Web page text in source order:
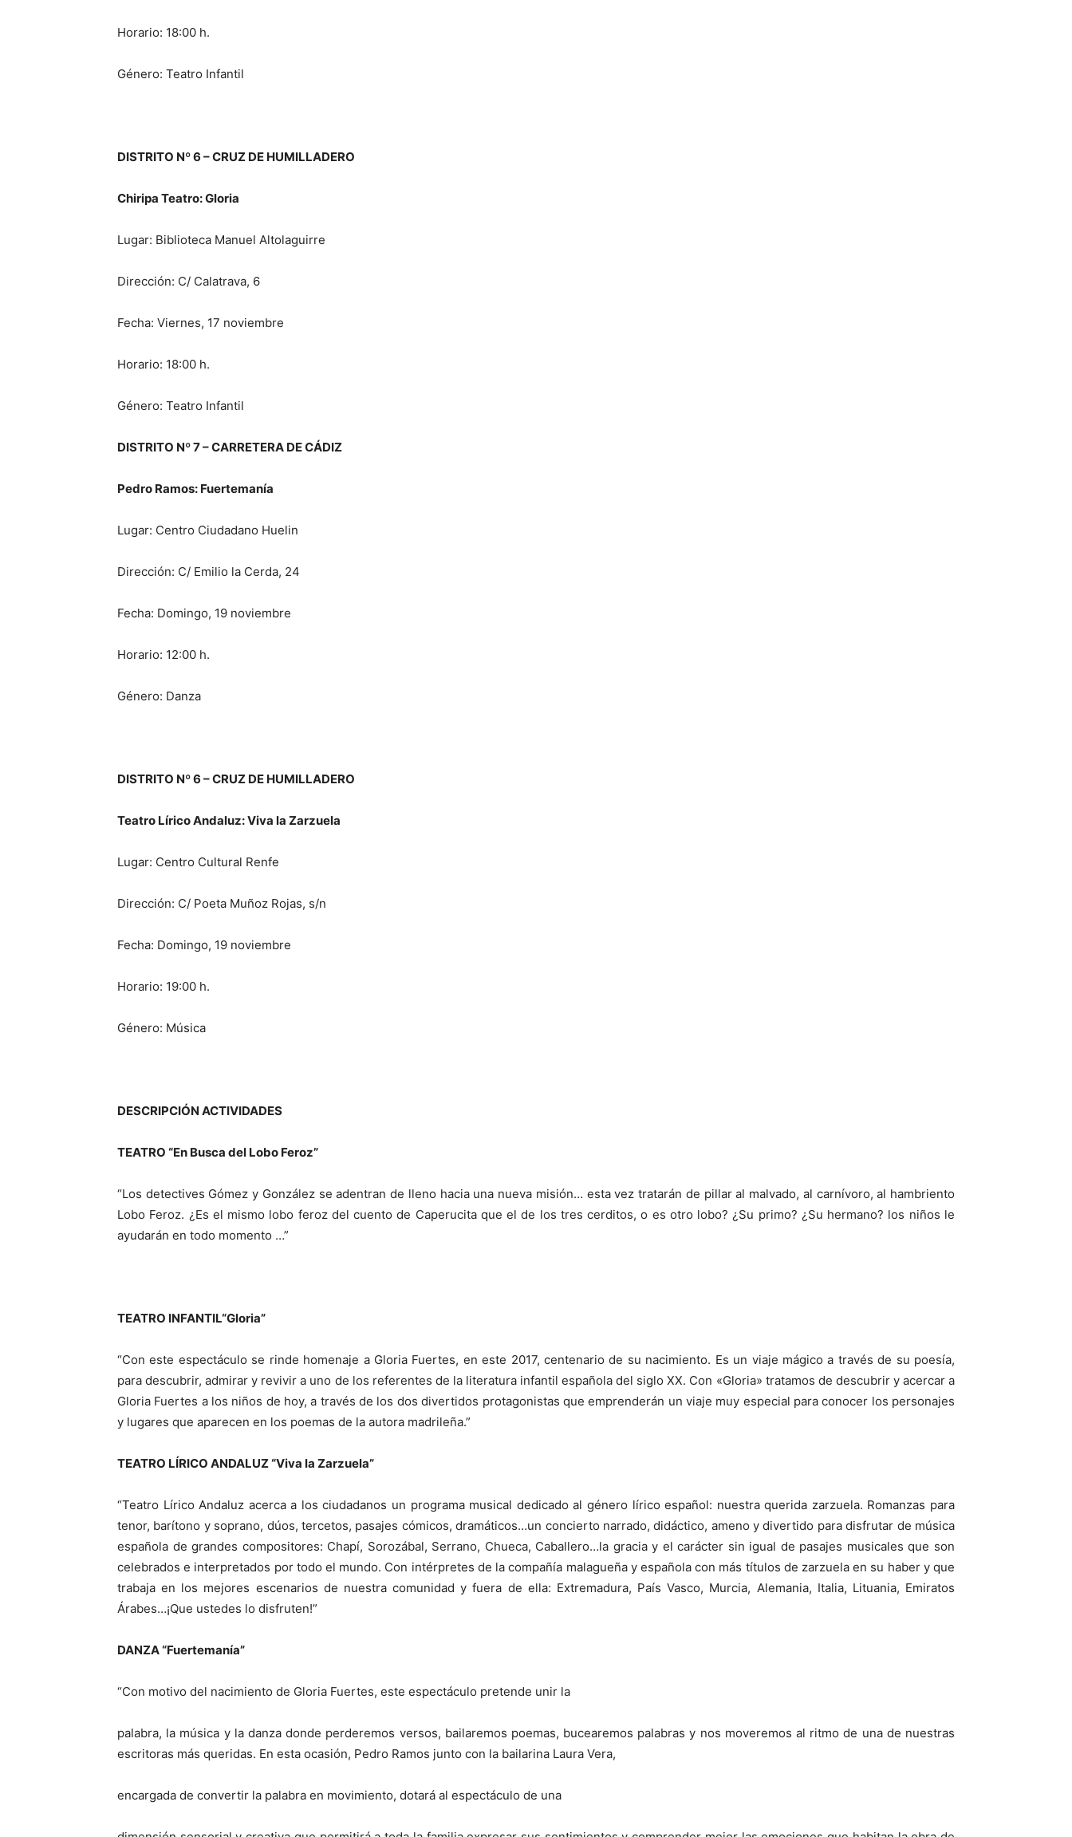
Horario: 18:00 h.
Género: Teatro Infantil
DISTRITO Nº 6 – CRUZ DE HUMILLADERO
Chiripa Teatro: Gloria
Lugar: Biblioteca Manuel Altolaguirre
Dirección: C/ Calatrava, 6
Fecha: Viernes, 17 noviembre
Horario: 18:00 h.
Género: Teatro Infantil
DISTRITO Nº 7 – CARRETERA DE CÁDIZ
Pedro Ramos: Fuertemanía
Lugar: Centro Ciudadano Huelin
Dirección: C/ Emilio la Cerda, 24
Fecha: Domingo, 19 noviembre
Horario: 12:00 h.
Género: Danza
DISTRITO Nº 6 – CRUZ DE HUMILLADERO
Teatro Lírico Andaluz: Viva la Zarzuela
Lugar: Centro Cultural Renfe
Dirección: C/ Poeta Muñoz Rojas, s/n
Fecha: Domingo, 19 noviembre
Horario: 19:00 h.
Género: Música
DESCRIPCIÓN ACTIVIDADES
TEATRO “En Busca del Lobo Feroz”
“Los detectives Gómez y González se adentran de lleno hacia una nueva misión… esta vez tratarán de pillar al malvado, al carnívoro, al hambriento
Lobo Feroz. ¿Es el mismo lobo feroz del cuento de Caperucita que el de los tres cerditos, o es otro lobo? ¿Su primo? ¿Su hermano? los niños le
ayudarán en todo momento …”
TEATRO INFANTIL“Gloria”
“Con este espectáculo se rinde homenaje a Gloria Fuertes, en este 2017, centenario de su nacimiento. Es un viaje mágico a través de su poesía,
para descubrir, admirar y revivir a uno de los referentes de la literatura infantil española del siglo XX. Con «Gloria» tratamos de descubrir y acercar a
Gloria Fuertes a los niños de hoy, a través de los dos divertidos protagonistas que emprenderán un viaje muy especial para conocer los personajes
y lugares que aparecen en los poemas de la autora madrileña.”
TEATRO LÍRICO ANDALUZ “Viva la Zarzuela”
“Teatro Lírico Andaluz acerca a los ciudadanos un programa musical dedicado al género lírico español: nuestra querida zarzuela. Romanzas para
tenor, barítono y soprano, dúos, tercetos, pasajes cómicos, dramáticos…un concierto narrado, didáctico, ameno y divertido para disfrutar de música
española de grandes compositores: Chapí, Sorozábal, Serrano, Chueca, Caballero…la gracia y el carácter sin igual de pasajes musicales que son
celebrados e interpretados por todo el mundo. Con intérpretes de la compañía malagueña y española con más títulos de zarzuela en su haber y que
trabaja en los mejores escenarios de nuestra comunidad y fuera de ella: Extremadura, País Vasco, Murcia, Alemania, Italia, Lituania, Emiratos
Árabes…¡Que ustedes lo disfruten!”
DANZA “Fuertemanía”
“Con motivo del nacimiento de Gloria Fuertes, este espectáculo pretende unir la
palabra, la música y la danza donde perderemos versos, bailaremos poemas, bucearemos palabras y nos moveremos al ritmo de una de nuestras
escritoras más queridas. En esta ocasión, Pedro Ramos junto con la bailarina Laura Vera,
encargada de convertir la palabra en movimiento, dotará al espectáculo de una